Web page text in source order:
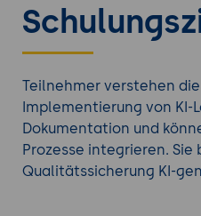
Teilnehmer verstehen
Implementierung von KI-
Dokumentation und
Prozesse integrieren. Sie
Qualitätssicherung KI-